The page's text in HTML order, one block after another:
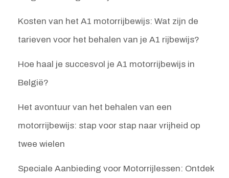
Kosten van het A1 motorrijbewijs: Wat zijn de
tarieven voor het behalen van je A1 rijbewijs?
Hoe haal je succesvol je A1 motorrijbewijs in
België?
Het avontuur van het behalen van een
motorrijbewijs: stap voor stap naar vrijheid op
twee wielen
Speciale Aanbieding voor Motorrijlessen: Ontdek